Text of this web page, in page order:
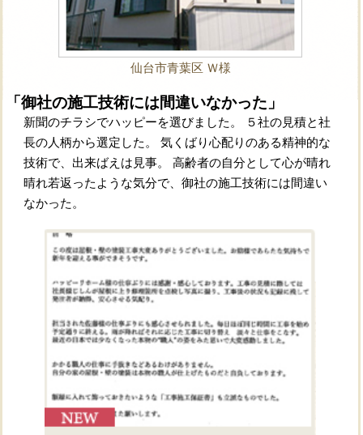
仙台市青葉区 Ｗ様
「御社の施工技術には間違いなかった」
新聞のチラシでハッピーを選びました。
５社の見積と社
長の人柄から選定した。
気くばり心配りのある精神的な
技術で、出来ばえは見事。
高齢者の自分として心が晴れ
晴れ若返ったような気分で、御社の施工技術には間違い
なかった。